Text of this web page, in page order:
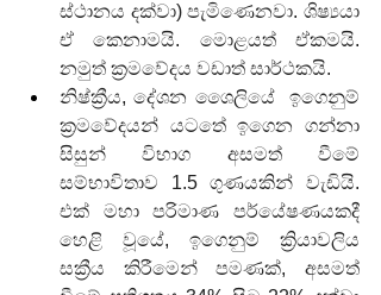
ස්ථානය දක්වා) පැමිණෙනවා. ශිෂ්‍යයා
ඒ කෙනාමයි. මොළයත් ඒකමයි.
නමුත් ක්‍රමවේදය වඩාත් සාර්ථකයි.
නිෂ්ක්‍රීය, දේශන ශෛලියේ  ඉගෙනුම්
ක්‍රමවේදයන් යටතේ ඉගෙන ගන්නා
සිසුන් විභාග අසමත් වීමේ
සම්භාවිතාව 1.5 ගුණයකින් වැඩියි.
එක් මහා පරිමාණ පර්යේෂණයකදී
හෙළි වූයේ, ඉගෙනුම් ක්‍රියාවලිය
සක්‍රීය කිරීමෙන් පමණක්, අසමත්